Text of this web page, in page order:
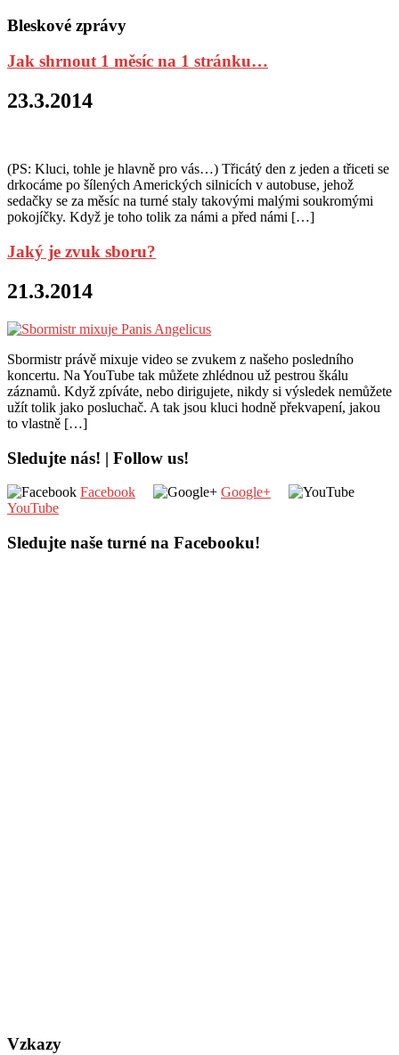
Bleskové zprávy
Jak shrnout 1 měsíc na 1 stránku…
23.3.2014
(PS: Kluci, tohle je hlavně pro vás…) Třicátý den z jeden a třiceti se
drkocáme po šílených Amerických silnicích v autobuse, jehož
sedačky se za měsíc na turné staly takovými malými soukromými
pokojíčky. Když je toho tolik za námi a před námi […]
Jaký je zvuk sboru?
21.3.2014
Sbormistr právě mixuje video se zvukem z našeho posledního
koncertu. Na YouTube tak můžete zhlédnou už pestrou škálu
záznamů. Když zpíváte, nebo dirigujete, nikdy si výsledek nemůžete
užít tolik jako posluchač. A tak jsou kluci hodně překvapení, jakou
to vlastně […]
Sledujte nás! | Follow us!
Facebook
Google+
YouTube
Sledujte naše turné na Facebooku!
Vzkazy